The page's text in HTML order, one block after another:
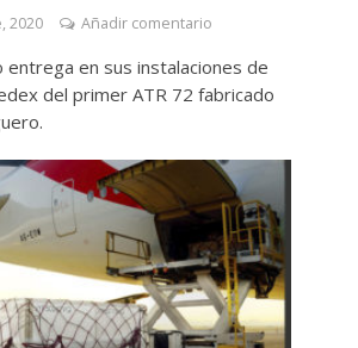
2020 Añadir comentario
entrega en sus instalaciones de
del primer ATR 72 fabricado